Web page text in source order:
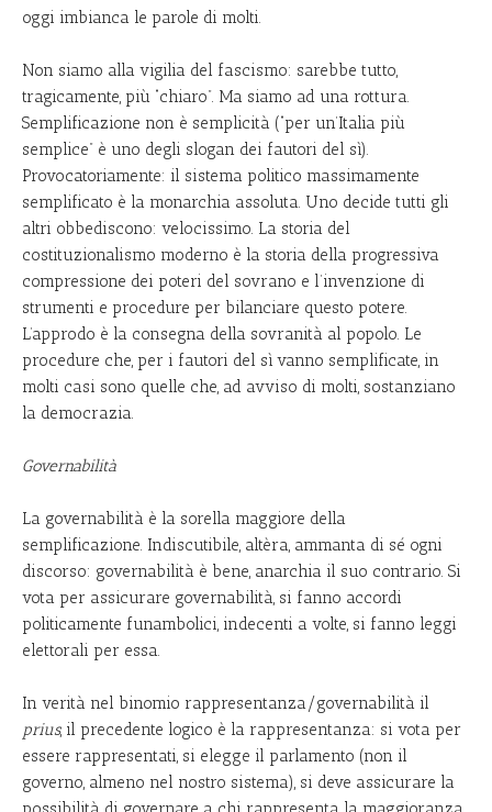
oggi imbianca le parole di molti.
Non siamo alla vigilia del fascismo: sarebbe tutto,
tragicamente, più “chiaro”. Ma siamo ad una rottura.
Semplificazione non è semplicità (“per un’Italia più
semplice” è uno degli slogan dei fautori del sì).
Provocatoriamente: il sistema politico massimamente
semplificato è la monarchia assoluta. Uno decide tutti gli
altri obbediscono: velocissimo. La storia del
costituzionalismo moderno è la storia della progressiva
compressione dei poteri del sovrano e l’invenzione di
strumenti e procedure per bilanciare questo potere.
L’approdo è la consegna della sovranità al popolo. Le
procedure che, per i fautori del sì vanno semplificate, in
molti casi sono quelle che, ad avviso di molti, sostanziano
la democrazia.
Governabilità
La governabilità è la sorella maggiore della
semplificazione. Indiscutibile, altèra, ammanta di sé ogni
discorso: governabilità è bene, anarchia il suo contrario. Si
vota per assicurare governabilità, si fanno accordi
politicamente funambolici, indecenti a volte, si fanno leggi
elettorali per essa.
In verità nel binomio rappresentanza/governabilità il
prius, il precedente logico è la rappresentanza: si vota per
essere rappresentati, si elegge il parlamento (non il
governo, almeno nel nostro sistema), si deve assicurare la